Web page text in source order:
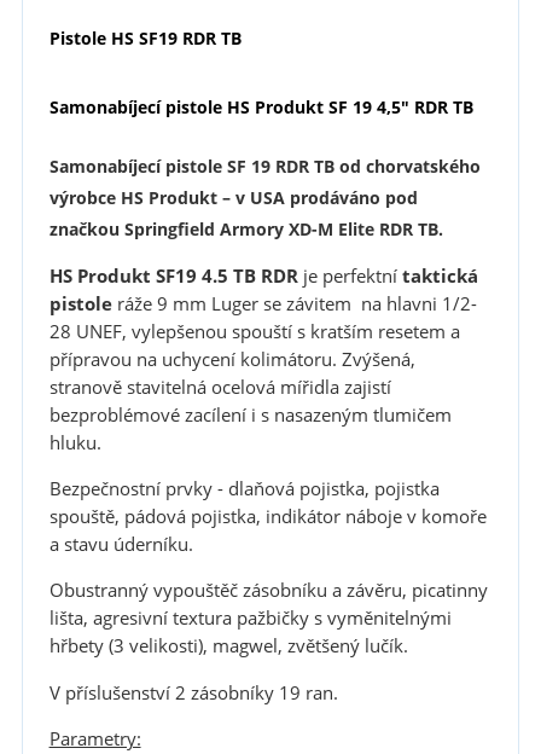
Pistole HS SF19 RDR TB
Samonabíjecí pistole HS Produkt SF 19 4,5" RDR TB
Samonabíjecí pistole SF 19 RDR TB od chorvatského
výrobce HS Produkt – v USA prodáváno pod
značkou Springfield Armory XD-M Elite RDR TB.
HS Produkt SF19 4.5 TB RDRje perfektnítaktická
pistoleráže 9 mm Luger se závitem na hlavni 1/2-
28 UNEF, vylepšenou spouští s kratším resetem a
přípravou na uchycení kolimátoru. Zvýšená,
stranově stavitelná ocelová mířidla zajistí
bezproblémové zacílení i s nasazeným tlumičem
hluku.
Bezpečnostní prvky - dlaňová pojistka, pojistka
spouště, pádová pojistka, indikátor náboje v komoře
a stavu úderníku.
Obustranný vypouštěč zásobníku a závěru, picatinny
lišta, agresivní textura pažbičky s vyměnitelnými
hřbety (3 velikosti), magwel, zvětšený lučík.
V příslušenství 2 zásobníky 19 ran.
Parametry: